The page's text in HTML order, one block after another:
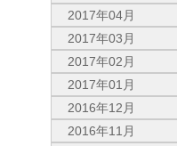
2017年04月
2017年03月
2017年02月
2017年01月
2016年12月
2016年11月